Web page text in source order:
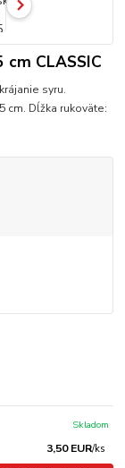
cm CLASSIC
syru.
cm. Dĺžka rukoväte:
3,50 EUR/ks
Skladom